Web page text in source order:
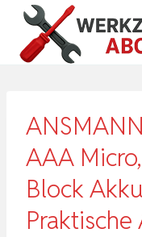
Zum
Inhalt
springen
AAA
Block